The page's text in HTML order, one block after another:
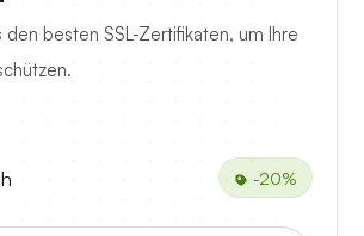
den besten SSL-Zertifikaten, um Ihre
-20%